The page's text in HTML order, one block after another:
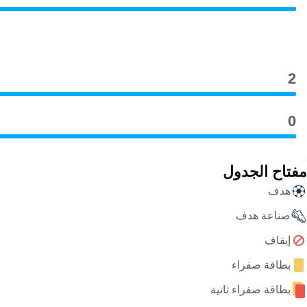
2
0
مفتاح الجدول
هدف
صناعة هدف
إيقاف
بطاقة صفراء
بطاقة صفراء ثانية